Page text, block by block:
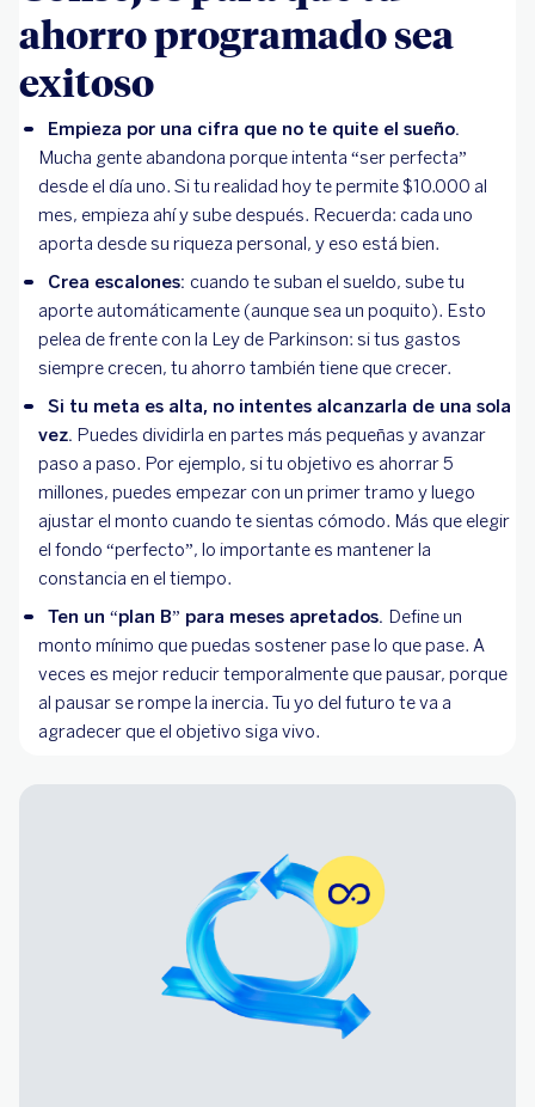
ahorro programado sea
exitoso
Empieza por una cifra que no te quite el sueño.
Mucha gente abandona porque intenta “ser perfecta”
desde el día uno. Si tu realidad hoy te permite $10.000 al
mes, empieza ahí y sube después. Recuerda: cada uno
aporta desde su riqueza personal, y eso está bien.
Crea escalones: cuando te suban el sueldo, sube tu
aporte automáticamente (aunque sea un poquito). Esto
pelea de frente con la Ley de Parkinson: si tus gastos
siempre crecen, tu ahorro también tiene que crecer.
Si tu meta es alta, no intentes alcanzarla de una sola
vez. Puedes dividirla en partes más pequeñas y avanzar
paso a paso. Por ejemplo, si tu objetivo es ahorrar 5
millones, puedes empezar con un primer tramo y luego
ajustar el monto cuando te sientas cómodo. Más que elegir
el fondo “perfecto”, lo importante es mantener la
constancia en el tiempo.
Ten un “plan B” para meses apretados. Define un
monto mínimo que puedas sostener pase lo que pase. A
veces es mejor reducir temporalmente que pausar, porque
al pausar se rompe la inercia. Tu yo del futuro te va a
agradecer que el objetivo siga vivo.